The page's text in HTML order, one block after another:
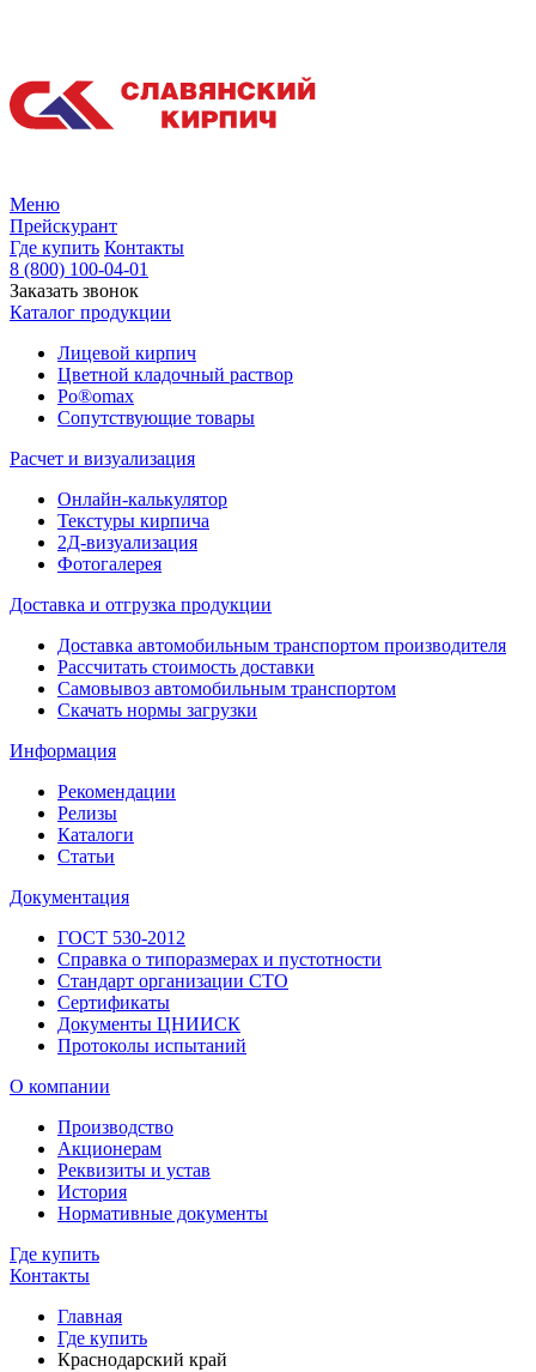
Меню
Прейскурант
Где купить Контакты
8 (800) 100-04-01
Заказать звонок
Каталог продукции
Лицевой кирпич
Цветной кладочный раствор
Po®omax
Сопутствующие товары
Расчет и визуализация
Онлайн-калькулятор
Текстуры кирпича
2Д-визуализация
Фотогалерея
Доставка и отгрузка продукции
Доставка автомобильным транспортом производителя
Рассчитать стоимость доставки
Самовывоз автомобильным транспортом
Скачать нормы загрузки
Информация
Рекомендации
Релизы
Каталоги
Статьи
Документация
ГОСТ 530-2012
Справка о типоразмерах и пустотности
Стандарт организации СТО
Сертификаты
Документы ЦНИИСК
Протоколы испытаний
О компании
Производство
Акционерам
Реквизиты и устав
История
Нормативные документы
Где купить
Контакты
Главная
Где купить
Краснодарский край